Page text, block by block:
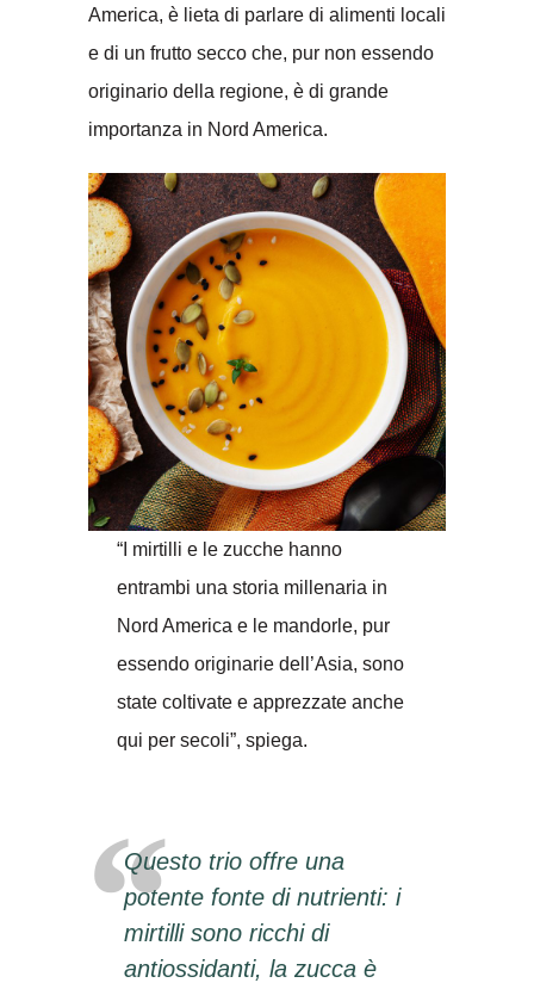
America, è lieta di parlare di alimenti locali
e di un frutto secco che, pur non essendo
originario della regione, è di grande
importanza in Nord America.
“I mirtilli e le zucche hanno
entrambi una storia millenaria in
Nord America e le mandorle, pur
essendo originarie dell’Asia, sono
state coltivate e apprezzate anche
qui per secoli”, spiega.
Questo trio offre una
potente fonte di nutrienti: i
mirtilli sono ricchi di
antiossidanti, la zucca è